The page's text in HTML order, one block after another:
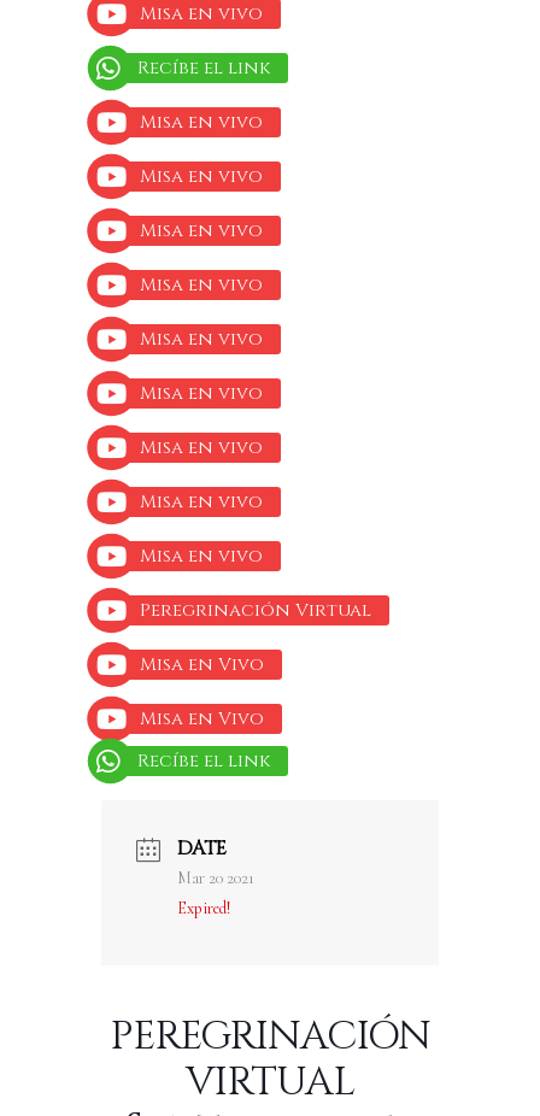
Misa en vivo
Recíbe el link
Misa en vivo
Misa en vivo
Misa en vivo
Misa en vivo
Misa en vivo
Misa en vivo
Misa en vivo
Misa en vivo
Misa en vivo
Peregrinación Virtual
Misa en Vivo
Misa en Vivo
Recíbe el link
DATE
Mar 20 2021
Expired!
PEREGRINACIÓN
VIRTUAL